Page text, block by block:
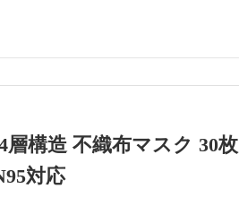
構造 不織布マスク 30枚
対応